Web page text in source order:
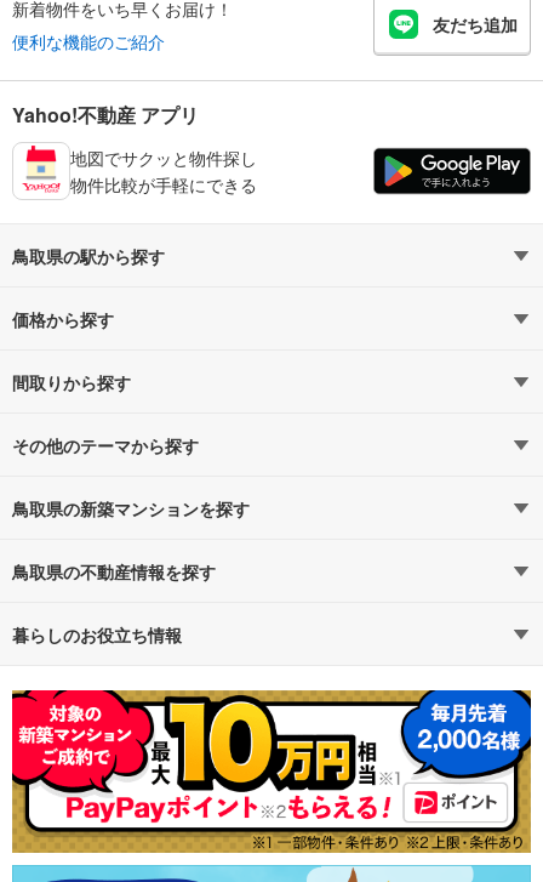
新着物件をいち早くお届け！
便利な機能のご紹介
友だち追加
Yahoo!不動産 アプリ
地図でサクッと物件探し
物件比較が手軽にできる
鳥取県の駅から探す
因美線
因美線すべての駅
鳥取（1）
価格から探す
4,000万円以下（1）
6,000万円以下（1）
8,000万円以下（1）
間取りから探す
1LDK（0）
3LDK（1）
その他のテーマから探す
駐車場100％完備
一人暮らし、DINKS
エコマンション
ペット可
小さい子供がいても安心
鳥取県の新築マンションを探す
路線・駅から探す
通勤時間から探す
不動産会社から探す 地図から探す
特集から探す テーマから探す
ランキングから探す 購入者の声から探す
鳥取県の不動産情報を探す
不動産・住宅
新築マンション 中古マンション
新築一戸建て 中古一戸建て
注文住宅 土地
暮らしのお役立ち情報
マンションカタログ 教えて！住まいの先生